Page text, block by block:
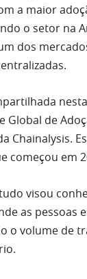
a maior
o setor na
dos
Global de
Chainalysis.
começou em
visou
as pessoas
o volume de